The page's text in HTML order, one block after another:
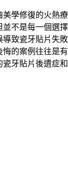
美學修復的火熱療
並不是每一個選擇
導致瓷牙貼片失敗
的案例往往是有
牙貼片後遺症和